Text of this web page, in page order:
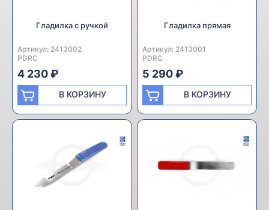
Гладилка с ручкой
Артикул: 2413002
Производитель:
PDRC
4 230 ₽
В КОРЗИНУ
Гладилка прямая
Артикул: 2413001
Производитель:
PDRC
5 290 ₽
В КОРЗИНУ